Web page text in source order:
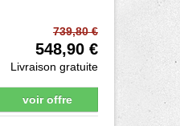
739,80 €
548,90 €
Livraison gratuite
voir offre